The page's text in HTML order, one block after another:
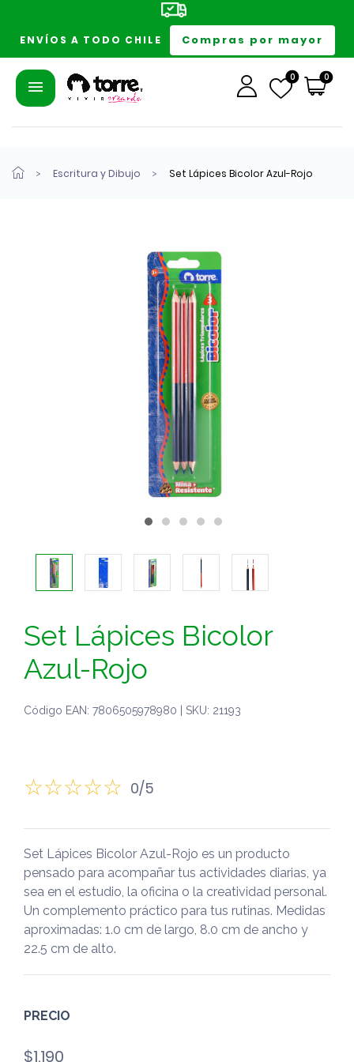
ENVÍOS A TODO CHILE Compras por mayor
0 0
Escritura y Dibujo Set Lápices Bicolor Azul-Rojo
Set Lápices Bicolor
Azul-Rojo
Código EAN: 7806505978980 | SKU: 21193
0/5
Set Lápices Bicolor Azul-Rojo es un producto
pensado para acompañar tus actividades diarias, ya
sea en el estudio, la oficina o la creatividad personal.
Un complemento práctico para tus rutinas. Medidas
aproximadas: 1.0 cm de largo, 8.0 cm de ancho y
22.5 cm de alto.
PRECIO
$1.190